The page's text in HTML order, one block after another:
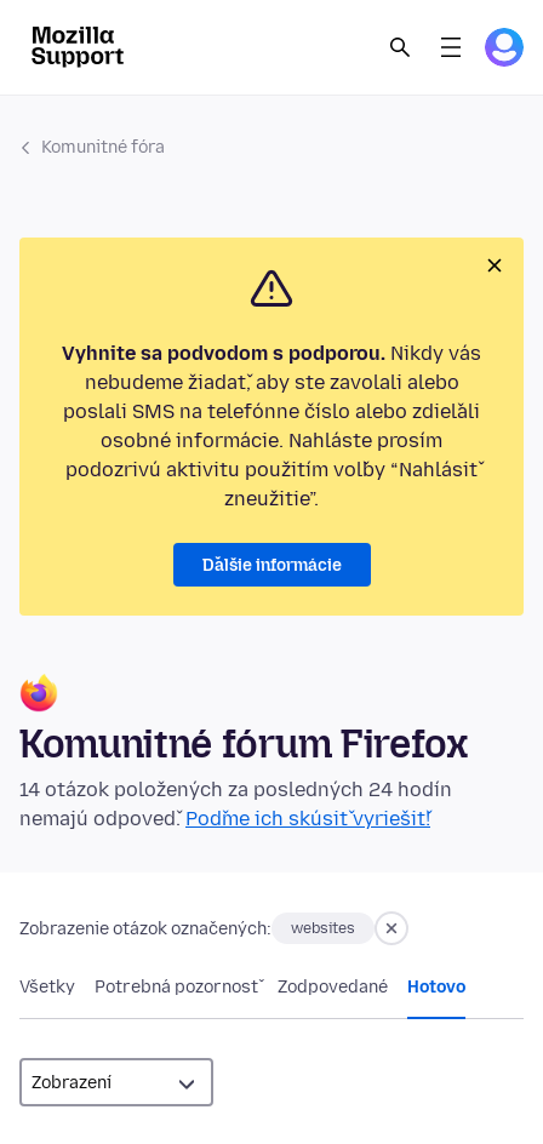
Komunitné fóra
Vyhnite sa podvodom s podporou. Nikdy vás
nebudeme žiadať, aby ste zavolali alebo
poslali SMS na telefónne číslo alebo zdieľali
osobné informácie. Nahláste prosím
podozrivú aktivitu použitím voľby “Nahlásiť
zneužitie”.
Ďalšie informácie
Komunitné fórum Firefox
14 otázok položených za posledných 24 hodín
nemajú odpoveď.Poďme ich skúsiť vyriešiť!
Zobrazenie otázok označených: websites
Všetky Potrebná pozornosť Zodpovedané Hotovo